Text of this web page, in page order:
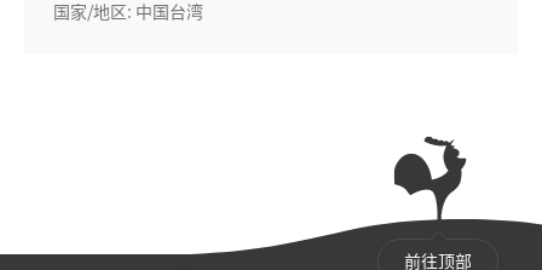
国家/地区: 中国台湾
前往顶部